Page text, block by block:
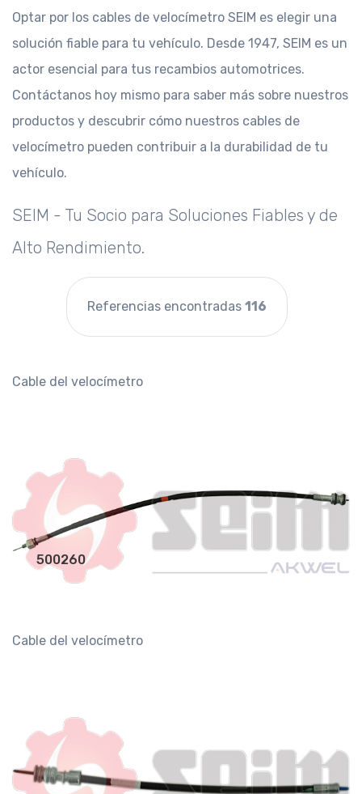
Optar por los cables de velocímetro SEIM es elegir una
solución fiable para tu vehículo. Desde 1947, SEIM es un
actor esencial para tus recambios automotrices.
Contáctanos hoy mismo para saber más sobre nuestros
productos y descubrir cómo nuestros cables de
velocímetro pueden contribuir a la durabilidad de tu
vehículo.
SEIM - Tu Socio para Soluciones Fiables y de
Alto Rendimiento.
Referencias encontradas 116
Cable del velocímetro
500260
Cable del velocímetro